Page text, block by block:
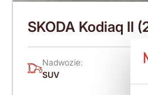
SKODA Kodiaq II
KM (2026)
Nadwozie:
SUV